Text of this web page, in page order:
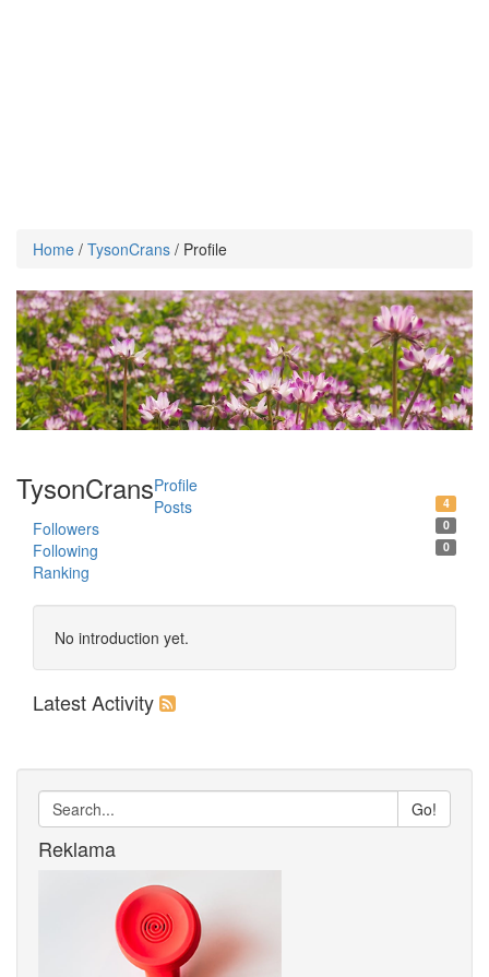
Home / TysonCrans / Profile
TysonCransProfile
Posts
4
Followers 0
Following 0
Ranking
No introduction yet.
Latest Activity
Go!
Reklama